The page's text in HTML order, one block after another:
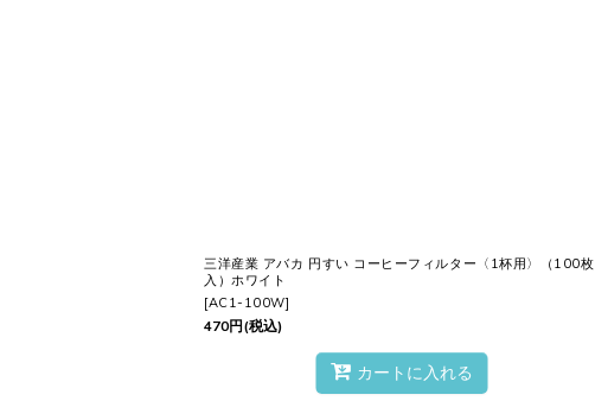
三洋産業 アバカ 円すい コーヒーフィルター〈1杯用〉（100枚
入）ホワイト
[AC1-100W]
470円(税込)
カートに入れる